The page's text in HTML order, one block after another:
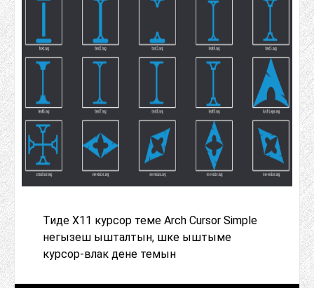
Тиде X11 курсор теме Arch Cursor Simple
негызеш ышталтын, шке ыштыме
курсор-влак дене темын